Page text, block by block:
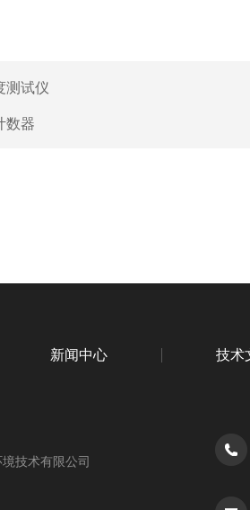
测试仪
数器
新闻中心 技术
技术有限公司